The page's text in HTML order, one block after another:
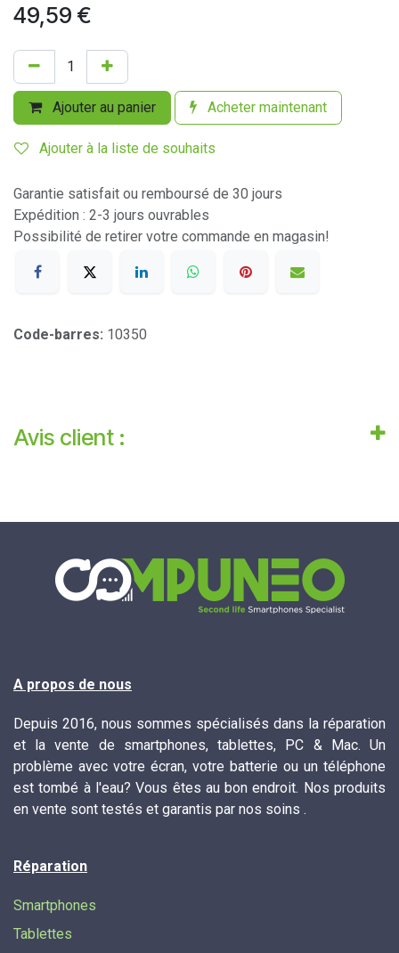
49,59 €
Ajouter au panier Acheter maintenant
Ajouter à la liste de souhaits
Garantie satisfait ou remboursé de 30 jours
Expédition : 2-3 jours ouvrables
Possibilité de retirer votre commande en magasin!
Code-barres: 10350
Avis client :
A propos de nous
Depuis 2016, nous sommes spécialisés dans la réparation
et la vente de smartphones, tablettes, PC & Mac. Un
problème avec votre écran, votre batterie ou un téléphone
est tombé à l'eau? Vous êtes au bon endroit. Nos produits
en vente sont testés et garantis par nos soins .
Réparation
Smartphones
Tablettes